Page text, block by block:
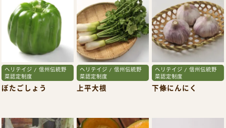
ヘリテイジ / 信州伝統野
菜認定制度
ぼたごしょう
ヘリテイジ / 信州伝統野
菜認定制度
上平大根
ヘリテイジ / 信州伝統野
菜認定制度
下條にんにく